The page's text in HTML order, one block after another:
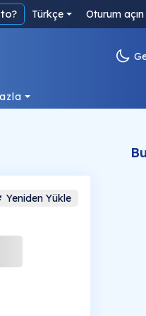
Türkçe Oturum açın
Yeniden Yükle